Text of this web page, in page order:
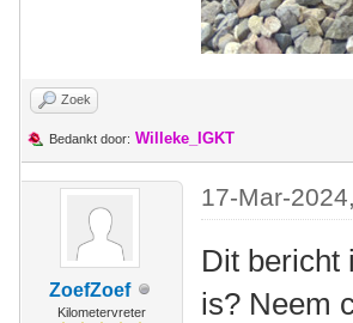
Zoek
Bedankt door: Willeke_IGKT
ZoefZoef
Kilometervreter
17-Mar-
Dit bericht
is? Neem